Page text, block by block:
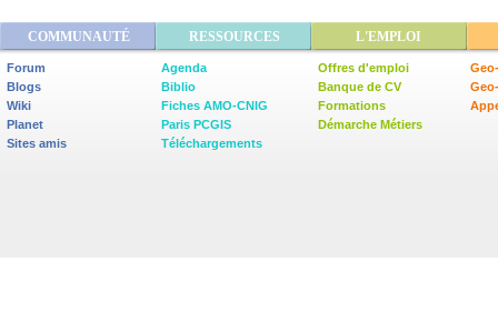
COMMUNAUTÉ RESSOURCES L'EMPLOI
Forum
Blogs
Wiki
Planet
Sites amis
Agenda
Biblio
Fiches AMO-CNIG
Paris PCGIS
Téléchargements
Offres d'emploi
Banque de CV
Formations
Démarche Métiers